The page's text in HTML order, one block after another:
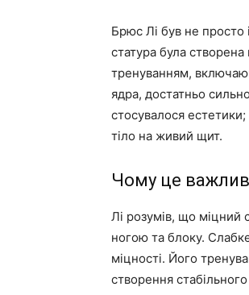
Брюс Лі був не просто
статура була
тренуванням,
ядра, достатньо
стосувалося
тіло на живий щит.
Чому це
Лі розумів, що
ногою та блоку.
міцності. Його
створення